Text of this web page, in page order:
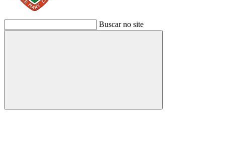
Buscar no site
Buscar